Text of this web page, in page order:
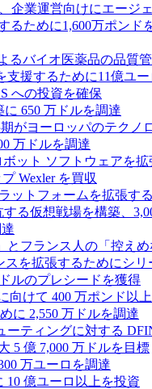
企業運営向けにエージ
るために1,600万ポンド
るバイオ医薬品の品質
援するために11億ユ
への投資を確保
650 万ドルを調達
がヨーロッパのテクノ
万ドルを調達
ット ソフトウェアを
Wexler を買収
ットフォームを拡張す
る仮想戦場を構築、
とフランス人の「控え
を拡張するためにシリ
ルのプレシードを獲得
向けて 400 万ポンド以
に 2,550 万ドルを調達
ティングに対する
5 億 7,000 万ドルを目標
万ユーロを調達
10 億ユーロ以上を投資